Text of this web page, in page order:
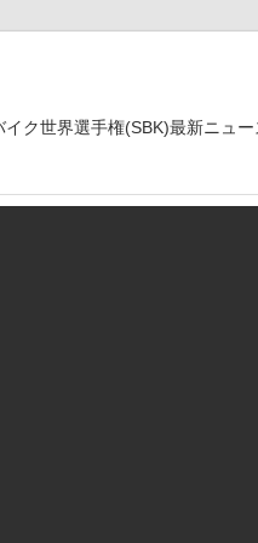
気
ク世界選手権(SBK)最新ニュ